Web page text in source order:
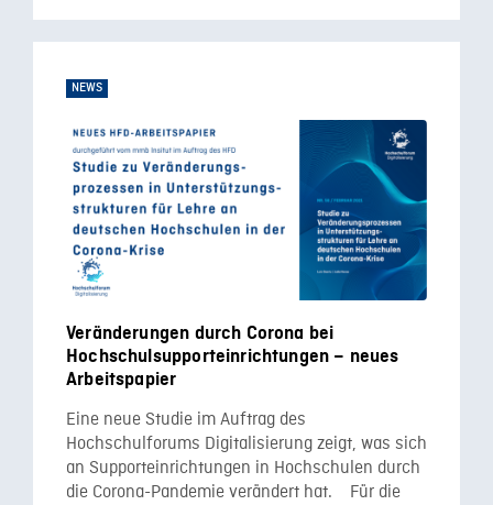
NEWS
Veränderungen durch Corona bei
Hochschulsupporteinrichtungen – neues
Arbeitspapier
Eine neue Studie im Auftrag des
Hochschulforums Digitalisierung zeigt, was sich
an Supporteinrichtungen in Hochschulen durch
die Corona-Pandemie verändert hat. Für die